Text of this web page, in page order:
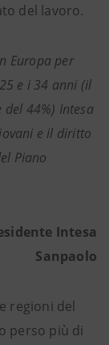
del lavoro.
Europa per
e i 34 anni (il
del 44%) Intesa
e il diritto
Piano
Intesa
Sanpaolo
regioni del
perso più di